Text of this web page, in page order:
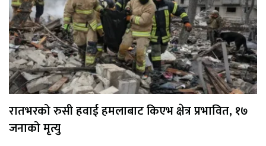
रातभरको रुसी हवाई हमलाबाट किएभ क्षेत्र प्रभावित, १७
जनाको मृत्यु